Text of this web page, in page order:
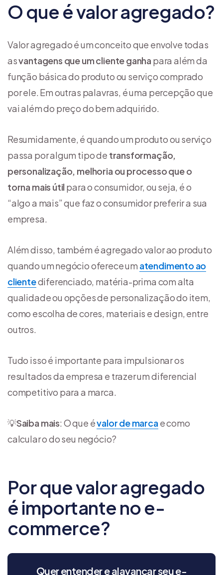
O que é valor agregado?
Valor agregado é um conceito que envolve todas
asvantagens que um cliente ganha para além da
função básica do produto ou serviço comprado
por ele. Em outras palavras, é uma percepção que
vai além do preço do bem adquirido.
Resumidamente, é quando um produto ou serviço
passa por algum tipo de transformação,
personalização, melhoria ou processo que o
torna mais útil para o consumidor, ou seja, é o
“algo a mais” que faz o consumidor preferir a sua
empresa.
Além disso, também é agregado valor ao produto
quando um negócio oferece um atendimento ao
clientediferenciado, matéria-prima com alta
qualidade ou opções de personalização do item,
como escolha de cores, materiais e design, entre
outros.
Tudo isso é importante para impulsionar os
resultados da empresa e trazer um diferencial
competitivo para a marca.
💡Saiba mais: O que évalor de marcae como
calcular o do seu negócio?
Por que valor agregado
é importante no e-
commerce?
Quer entender e alavancar seu e-